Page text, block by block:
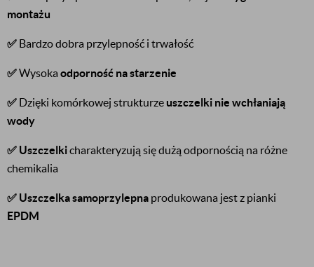
montażu
✅ Bardzo dobra przylepność i trwałość
✅Wysoka odporność na starzenie
✅ Dzięki komórkowej strukturze uszczelki nie wchłaniają
wody
✅ Uszczelkicharakteryzują się dużą odpornością na różne
chemikalia
✅ Uszczelka samoprzylepna produkowana jest z pianki
EPDM